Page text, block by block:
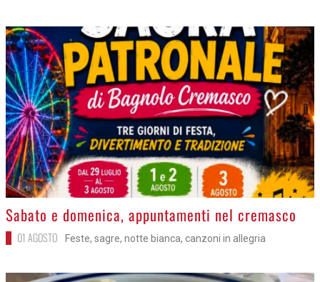
>
Sabato e domenica, appuntamenti nel cremasco
01 AGOSTO Feste, sagre, notte bianca, canzoni in allegria